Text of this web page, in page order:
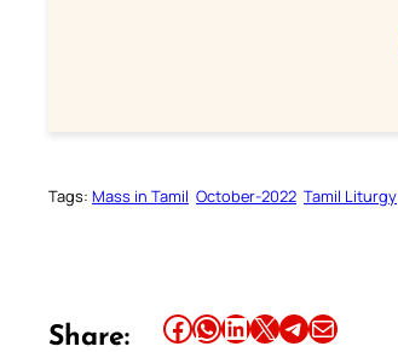
Tags: Mass in Tamil October-2022 Tamil Liturgy
Share: Share this article on Facebook Share this article on WhatsApp Share this article on LinkedIn Share this article on X Share this article on TelegramEmail this Article